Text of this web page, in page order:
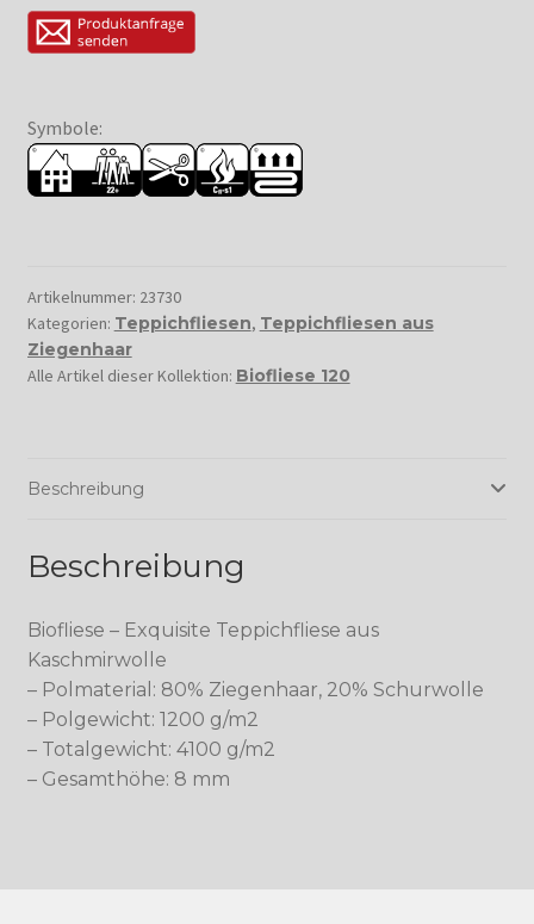
Symbole:
Artikelnummer: 23730
Kategorien: Teppichfliesen, Teppichfliesen aus
Ziegenhaar
Alle Artikel dieser Kollektion: Biofliese 120
Beschreibung
Beschreibung
Biofliese – Exquisite Teppichfliese aus
Kaschmirwolle
– Polmaterial: 80% Ziegenhaar, 20% Schurwolle
– Polgewicht: 1200 g/m2
– Totalgewicht: 4100 g/m2
– Gesamthöhe: 8 mm